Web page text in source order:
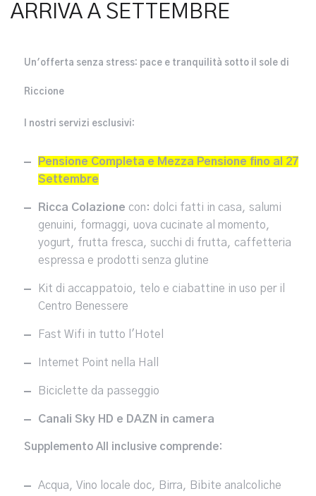
ARRIVA A SETTEMBRE
Un'offerta senza stress: pace e tranquilità sotto il sole di
Riccione
I nostri servizi esclusivi:
Pensione Completa e Mezza Pensione fino al 27
Settembre
Ricca Colazione con: dolci fatti in casa, salumi
genuini, formaggi, uova cucinate al momento,
yogurt, frutta fresca, succhi di frutta, caffetteria
espressa e prodotti senza glutine
Kit di accappatoio, telo e ciabattine in uso per il
Centro Benessere
Fast Wifi in tutto l'Hotel
Internet Point nella Hall
Biciclette da passeggio
Canali Sky HD e DAZN in camera
Supplemento All inclusive comprende:
Acqua, Vino locale doc, Birra, Bibite analcoliche